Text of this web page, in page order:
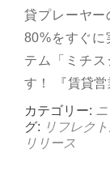
貸プレーヤ
80%をすぐに
テム「ミチ
す！ 『賃貸営
カテゴリー:
グ: リフレク
リリース